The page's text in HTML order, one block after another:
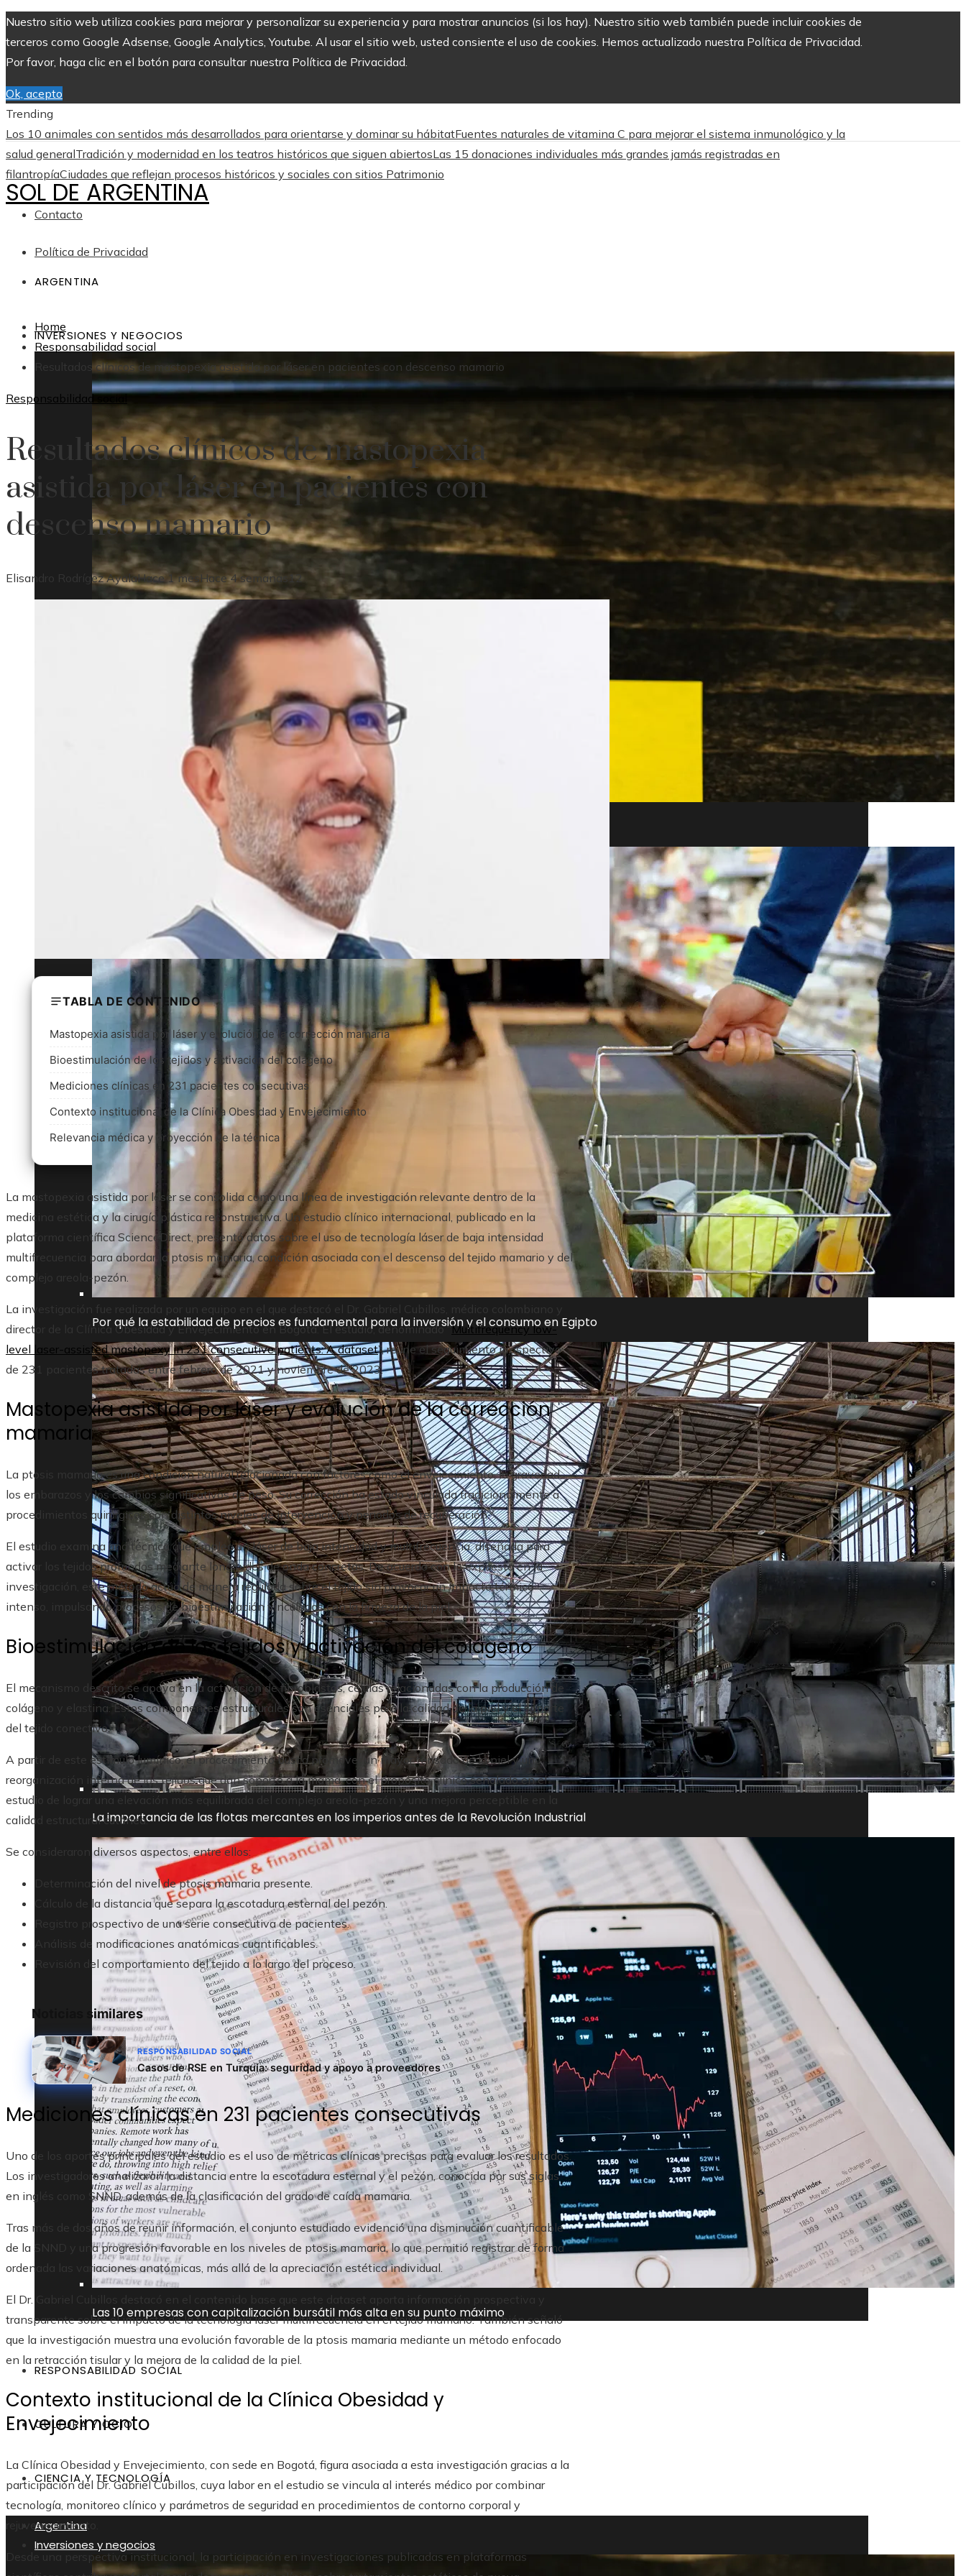
Nuestro sitio web utiliza cookies para mejorar y personalizar su experiencia y para mostrar anuncios (si los hay). Nuestro sitio web también puede incluir cookies de
terceros como Google Adsense, Google Analytics, Youtube. Al usar el sitio web, usted consiente el uso de cookies. Hemos actualizado nuestra Política de Privacidad.
Por favor, haga clic en el botón para consultar nuestra Política de Privacidad.
Ok, acepto
Trending
Los 10 animales con sentidos más desarrollados para orientarse y dominar su hábitatFuentes naturales de vitamina C para mejorar el sistema inmunológico y la
salud generalTradición y modernidad en los teatros históricos que siguen abiertosLas 15 donaciones individuales más grandes jamás registradas en
filantropíaCiudades que reflejan procesos históricos y sociales con sitios Patrimonio
Contacto
Política de Privacidad
SOL DE ARGENTINA
ARGENTINA
INVERSIONES Y NEGOCIOS
La evolución de la regulación bancaria después de la quiebra masiva de bancos
Por qué la estabilidad de precios es fundamental para la inversión y el consumo en Egipto
La importancia de las flotas mercantes en los imperios antes de la Revolución Industrial
Las 10 empresas con capitalización bursátil más alta en su punto máximo
RESPONSABILIDAD SOCIAL
CULTURA Y OCIO
CIENCIA Y TECNOLOGÍA
Argentina
Inversiones y negocios
Home
Responsabilidad social
Resultados clínicos de mastopexia asistida por láser en pacientes con descenso mamario
Responsabilidad social
Resultados clínicos de mastopexia
asistida por láser en pacientes con
descenso mamario
Elisandro Rodrígez AyalaHace 1 mes Hace 4 semanas12
TABLA DE CONTENIDO
Mastopexia asistida por láser y evolución de la corrección mamaria
Bioestimulación de los tejidos y activación del colágeno
Mediciones clínicas en 231 pacientes consecutivas
Contexto institucional de la Clínica Obesidad y Envejecimiento
Relevancia médica y proyección de la técnica
La mastopexia asistida por láser se consolida como una línea de investigación relevante dentro de la
medicina estética y la cirugía plástica reconstructiva. Un estudio clínico internacional, publicado en la
plataforma científica ScienceDirect, presentó datos sobre el uso de tecnología láser de baja intensidad
multifrecuencia para abordar la ptosis mamaria, condición asociada con el descenso del tejido mamario y del
complejo areola-pezón.
La investigación fue realizada por un equipo en el que destacó el Dr. Gabriel Cubillos, médico colombiano y
director de la Clínica Obesidad y Envejecimiento en Bogotá. El estudio, denominado “Multifrequency low-
level laser-assisted mastopexy in 231 consecutive patients: A dataset”, reúne el seguimiento prospectivo
de 231 pacientes tratadas entre febrero de 2021 y noviembre de 2023.
Mastopexia asistida por láser y evolución de la corrección
mamaria
La ptosis mamaria es una condición natural relacionada con factores como el envejecimiento, la gravedad,
los embarazos y los cambios significativos de peso. Su corrección ha estado vinculada tradicionalmente a
procedimientos quirúrgicos con distintos niveles de intervención y periodos de recuperación.
El estudio examina una técnica que emplea un láser de baja intensidad y multifrecuencia, diseñada para
activar los tejidos profundos mediante longitudes de onda concretas. De acuerdo con lo expuesto en la
investigación, este método actúa de manera regulada sobre el tejido sin provocar un impacto térmico
intenso, impulsando procesos de bioestimulación vinculados con la firmeza de la piel.
Bioestimulación de los tejidos y activación del colágeno
El mecanismo descrito se apoya en la activación de fibroblastos, células relacionadas con la producción de
colágeno y elastina. Estos componentes estructurales son esenciales para la calidad de la piel y el soporte
del tejido conectivo.
A partir de este estímulo lumínico, el procedimiento busca promover un mayor tensado de la piel y una
reorganización interna de los tejidos que dan soporte a la mama, con el propósito clínico señalado en el
estudio de lograr una elevación más equilibrada del complejo areola-pezón y una mejora perceptible en la
calidad estructural cutánea.
Se consideraron diversos aspectos, entre ellos:
Determinación del nivel de ptosis mamaria presente.
Cálculo de la distancia que separa la escotadura esternal del pezón.
Registro prospectivo de una serie consecutiva de pacientes.
Análisis de modificaciones anatómicas cuantificables.
Revisión del comportamiento del tejido a lo largo del proceso.
Noticias similares
RESPONSABILIDAD SOCIAL
Casos de RSE en Turquía: seguridad y apoyo a proveedores
Mediciones clínicas en 231 pacientes consecutivas
Uno de los aportes principales del estudio es el uso de métricas clínicas precisas para evaluar los resultados.
Los investigadores analizaron la distancia entre la escotadura esternal y el pezón, conocida por sus siglas
en inglés como SNND, además de la clasificación del grado de caída mamaria.
Tras más de dos años de reunir información, el conjunto estudiado evidenció una disminución cuantificable
de la SNND y una progresión favorable en los niveles de ptosis mamaria, lo que permitió registrar de forma
ordenada las variaciones anatómicas, más allá de la apreciación estética individual.
El Dr. Gabriel Cubillos destacó en el contenido base que este dataset aporta información prospectiva y
transparente sobre el impacto de la tecnología láser multifrecuencia en el tejido mamario. También señaló
que la investigación muestra una evolución favorable de la ptosis mamaria mediante un método enfocado
en la retracción tisular y la mejora de la calidad de la piel.
Contexto institucional de la Clínica Obesidad y
Envejecimiento
La Clínica Obesidad y Envejecimiento, con sede en Bogotá, figura asociada a esta investigación gracias a la
participación del Dr. Gabriel Cubillos, cuya labor en el estudio se vincula al interés médico por combinar
tecnología, monitoreo clínico y parámetros de seguridad en procedimientos de contorno corporal y
rejuvenecimiento.
Desde una perspectiva institucional, la participación en investigaciones publicadas en plataformas